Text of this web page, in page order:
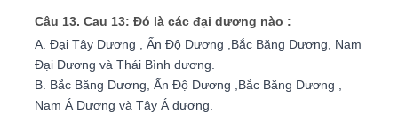
Câu 13. Cau 13: Đó là các đại dương nào :
A. Đại Tây Dương , Ấn Độ Dương ,Bắc Băng Dương, Nam
Đại Dương và Thái Bình dương.
B. Bắc Băng Dương, Ấn Độ Dương ,Bắc Băng Dương ,
Nam Á Dương và Tây Á dương.